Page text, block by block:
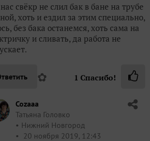
свёкр не слил бак в бане на трубе
хоть и ездил за этим специально,
без бака останемся, хоть сама на
и сливать, да работа не
✿ 1 Спасибо!
Cozaaa
Татьяна Головко
Нижний Новгород
20 ноября 2019, 12:43